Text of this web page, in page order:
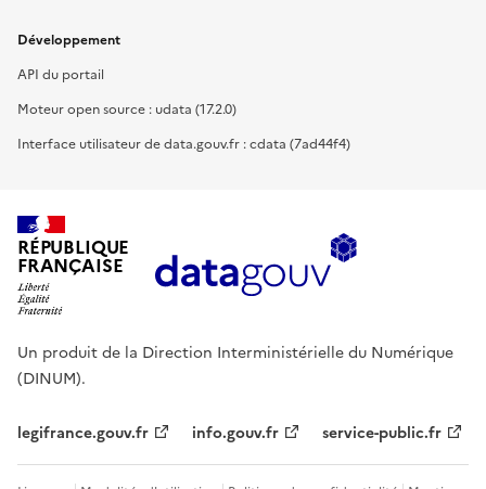
Développement
API du portail
Moteur open source : udata (17.2.0)
Interface utilisateur de data.gouv.fr : cdata (7ad44f4)
RÉPUBLIQUE
FRANÇAISE
Un produit de la Direction Interministérielle du Numérique
(DINUM).
legifrance.gouv.fr info.gouv.fr service-public.fr